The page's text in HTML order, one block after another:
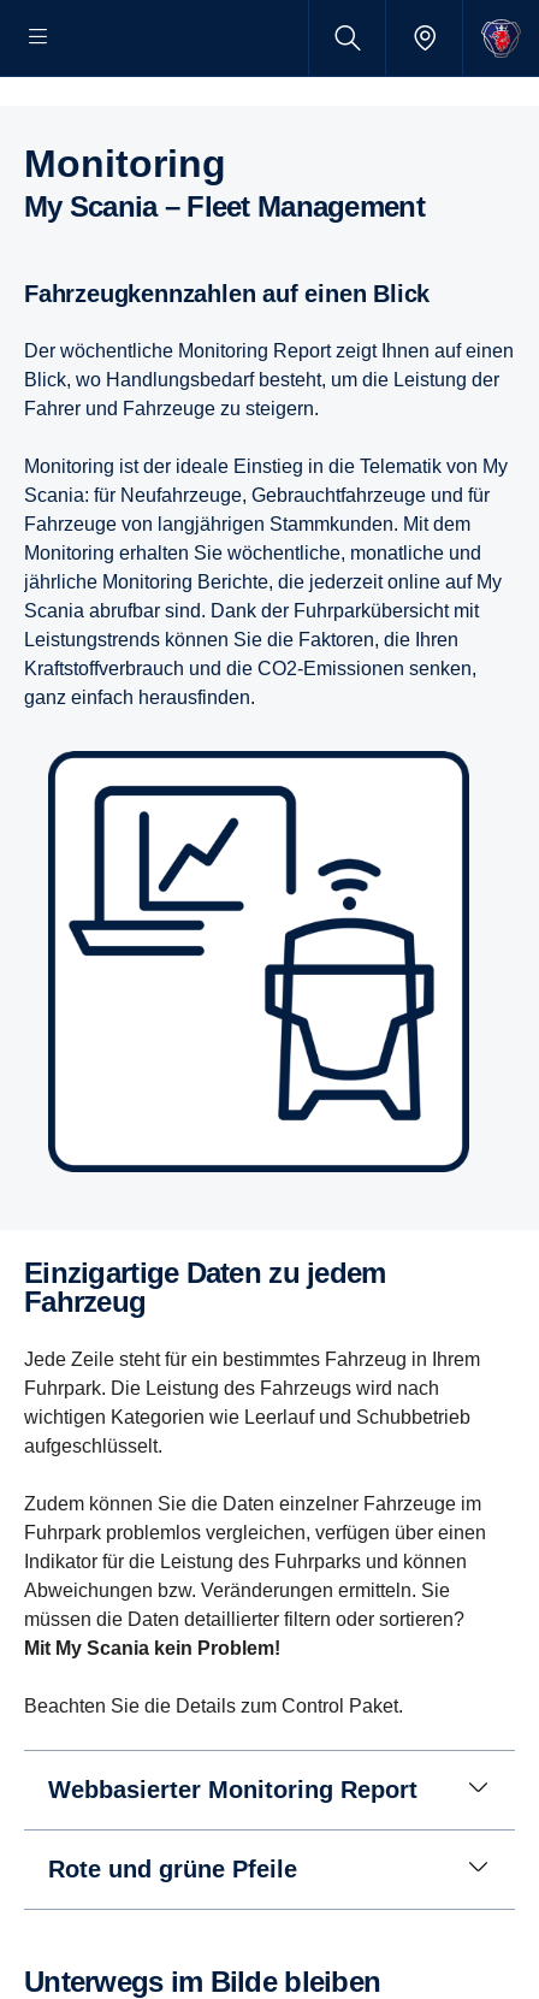
Monito­ring
My Scania – Fleet Manage­ment
Fahrzeug­kenn­zahlen auf einen Blick
Der wöchentliche Monitoring Report zeigt Ihnen auf einen
Blick, wo Handlungsbedarf besteht, um die Leistung der
Fahrer und Fahrzeuge zu steigern.
Monitoring ist der ideale Einstieg in die Telematik von My
Scania: für Neufahrzeuge, Gebrauchtfahrzeuge und für
Fahrzeuge von langjährigen Stammkunden. Mit dem
Monitoring erhalten Sie wöchentliche, monatliche und
jährliche Monitoring Berichte, die jederzeit online auf My
Scania abrufbar sind. Dank der Fuhrparkübersicht mit
Leistungstrends können Sie die Faktoren, die Ihren
Kraftstoffverbrauch und die CO2-Emissionen senken,
ganz einfach herausfinden.
Einzig­ar­tige Daten zu jedem
Fahrzeug
Jede Zeile steht für ein bestimmtes Fahrzeug in Ihrem
Fuhrpark. Die Leistung des Fahrzeugs wird nach
wichtigen Kategorien wie Leerlauf und Schubbetrieb
aufgeschlüsselt.
Zudem können Sie die Daten einzelner Fahrzeuge im
Fuhrpark problemlos vergleichen, verfügen über einen
Indikator für die Leistung des Fuhrparks und können
Abweichungen bzw. Veränderungen ermitteln. Sie
müssen die Daten detaillierter filtern oder sortieren?
Mit My Scania kein Problem!
Beachten Sie die Details zum Control Paket.
Webbasierter Monitoring Report
Rote und grüne Pfeile
Unter­wegs im Bilde bleiben